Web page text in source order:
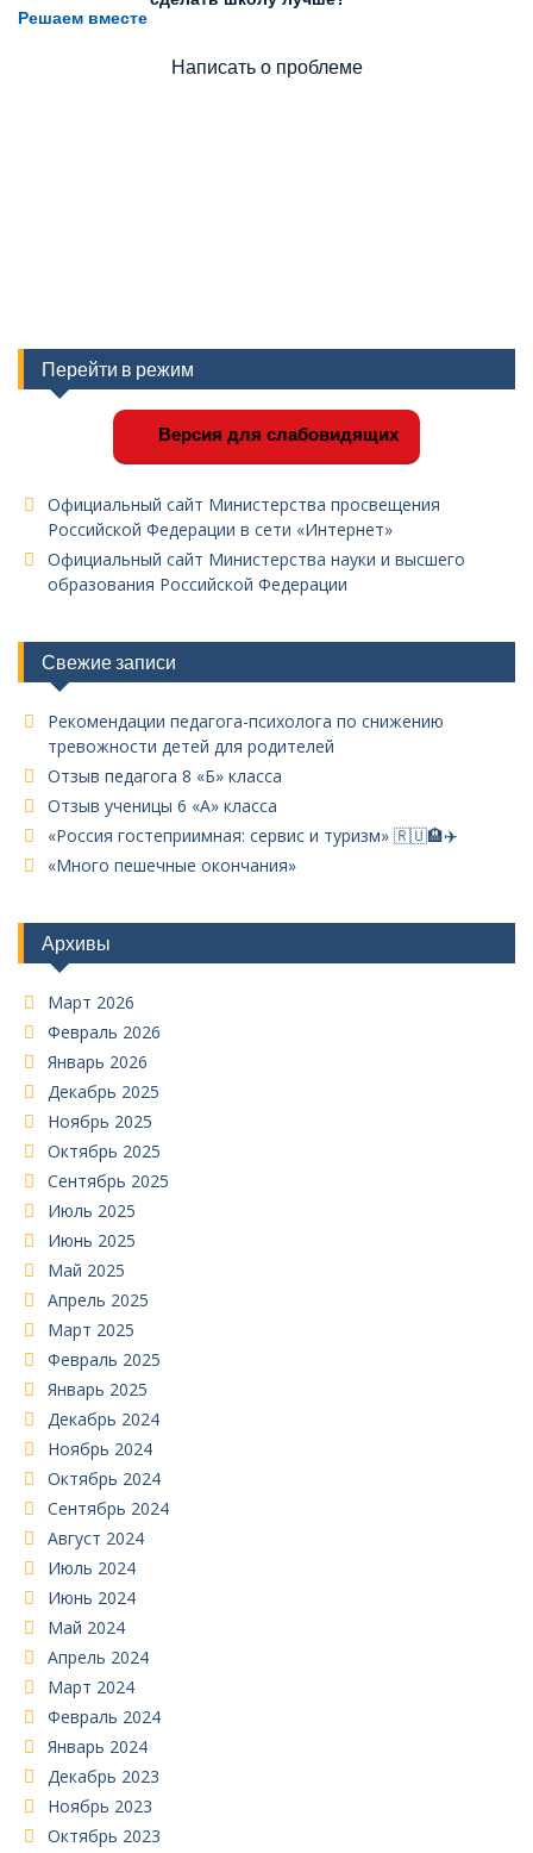
Решаем вместе
Написать о проблеме
Перейти в режим
Версия для слабовидящих
Официальный сайт Министерства просвещения
Российской Федерации в сети «Интернет»
Официальный сайт Министерства науки и высшего
образования Российской Федерации
Свежие записи
Рекомендации педагога-психолога по снижению
тревожности детей для родителей
Отзыв педагога 8 «Б» класса
Отзыв ученицы 6 «А» класса
«Россия гостеприимная: сервис и туризм» 🇷🇺🏨✈️
«Много пешечные окончания»
Архивы
Март 2026
Февраль 2026
Январь 2026
Декабрь 2025
Ноябрь 2025
Октябрь 2025
Сентябрь 2025
Июль 2025
Июнь 2025
Май 2025
Апрель 2025
Март 2025
Февраль 2025
Январь 2025
Декабрь 2024
Ноябрь 2024
Октябрь 2024
Сентябрь 2024
Август 2024
Июль 2024
Июнь 2024
Май 2024
Апрель 2024
Март 2024
Февраль 2024
Январь 2024
Декабрь 2023
Ноябрь 2023
Октябрь 2023